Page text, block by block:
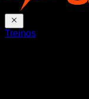
Treinos